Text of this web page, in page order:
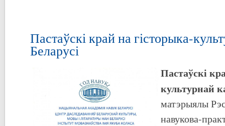
Пастаўскі край на гісторыка-
Беларусі
Пастаўскі
культурнай
матэрыялы
навукова-